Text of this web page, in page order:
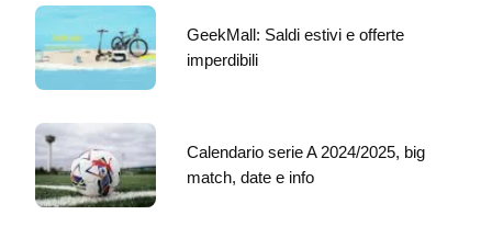
GeekMall: Saldi estivi e offerte
imperdibili
Calendario serie A 2024/2025, big
match, date e info